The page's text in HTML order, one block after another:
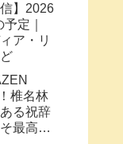
】2026
定｜
ア・リ
椎名林
る祝辞
最高に